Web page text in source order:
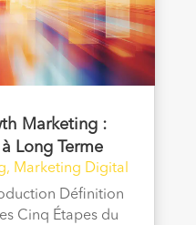
Marketing :
Long Terme
, Marketing Digital
Définition
Cinq Étapes du